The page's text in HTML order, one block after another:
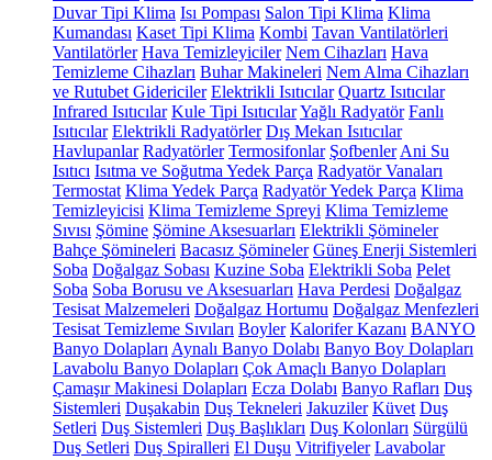
Duvar Tipi Klima Isı Pompası Salon Tipi Klima Klima
Kumandası Kaset Tipi Klima Kombi Tavan Vantilatörleri
Vantilatörler Hava Temizleyiciler Nem Cihazları Hava
Temizleme Cihazları Buhar Makineleri Nem Alma Cihazları
ve Rutubet Gidericiler Elektrikli Isıtıcılar Quartz Isıtıcılar
Infrared Isıtıcılar Kule Tipi IsıtıcılarYağlı Radyatör Fanlı
Isıtıcılar Elektrikli Radyatörler Dış Mekan Isıtıcılar
Havlupanlar Radyatörler Termosifonlar Şofbenler Ani Su
Isıtıcı Isıtma ve Soğutma Yedek Parça Radyatör Vanaları
Termostat Klima Yedek Parça Radyatör Yedek Parça Klima
Temizleyicisi Klima Temizleme Spreyi Klima Temizleme
Sıvısı Şömine Şömine Aksesuarları Elektrikli Şömineler
Bahçe Şömineleri Bacasız Şömineler Güneş Enerji Sistemleri
Soba Doğalgaz Sobası Kuzine Soba Elektrikli Soba Pelet
Soba Soba Borusu ve Aksesuarları Hava Perdesi Doğalgaz
Tesisat Malzemeleri Doğalgaz Hortumu Doğalgaz Menfezleri
Tesisat Temizleme Sıvıları Boyler Kalorifer Kazanı BANYO
Banyo Dolapları Aynalı Banyo Dolabı Banyo Boy Dolapları
Lavabolu Banyo Dolapları Çok Amaçlı Banyo Dolapları
Çamaşır Makinesi Dolapları Ecza Dolabı Banyo Rafları Duş
Sistemleri Duşakabin Duş Tekneleri Jakuziler Küvet Duş
Setleri Duş Sistemleri Duş Başlıkları Duş Kolonları Sürgülü
Duş Setleri Duş Spiralleri El Duşu Vitrifiyeler Lavabolar